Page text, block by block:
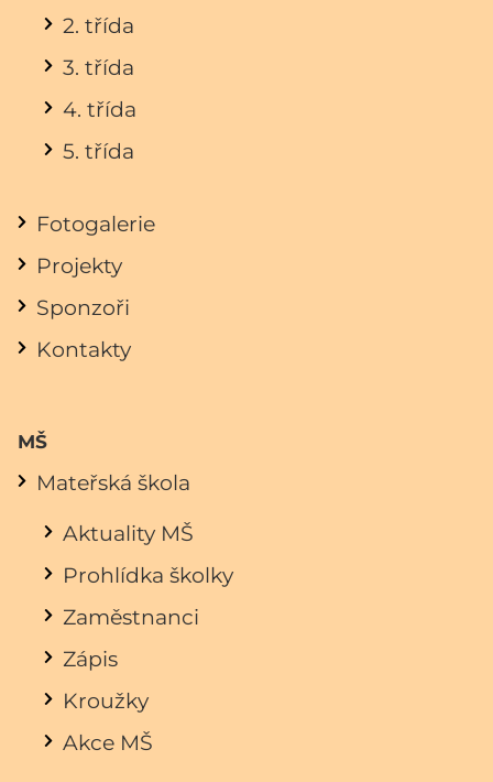
2. třída
3. třída
4. třída
5. třída
Fotogalerie
Projekty
Sponzoři
Kontakty
MŠ
Mateřská škola
Aktuality MŠ
Prohlídka školky
Zaměstnanci
Zápis
Kroužky
Akce MŠ